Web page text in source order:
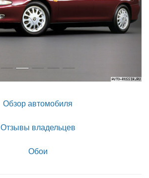
Обзор автомобиля
Отзывы владельцев
Обои